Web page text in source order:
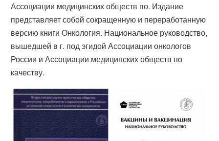
Ассоциации медицинских обществ по. Издание
представляет собой сокращенную и переработанную
версию книги Онкология. Национальное руководство,
вышедшей в г. под эгидой Ассоциации онкологов
России и Ассоциации медицинских обществ по
качеству.